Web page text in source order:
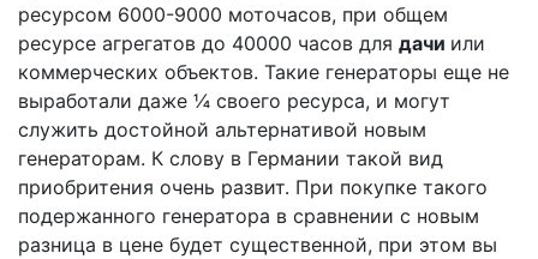
ресурсом 6000-9000 моточасов, при общем
ресурсе агрегатов до 40000 часов для дачи или
коммерческих объектов. Такие генераторы еще не
выработали даже ¼ своего ресурса, и могут
служить достойной альтернативой новым
генераторам. К слову в Германии такой вид
приобритения очень развит. При покупке такого
подержанного генератора в сравнении с новым
разница в цене будет существенной, при этом вы